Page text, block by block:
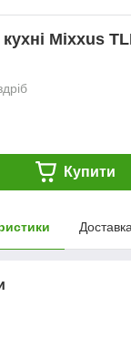
Mixxus
Купити
Доставка